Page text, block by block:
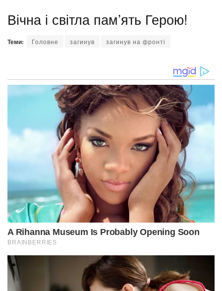
Вічна і світла пам’ять Герою!
Теми: Головне загинув загинув на фронті